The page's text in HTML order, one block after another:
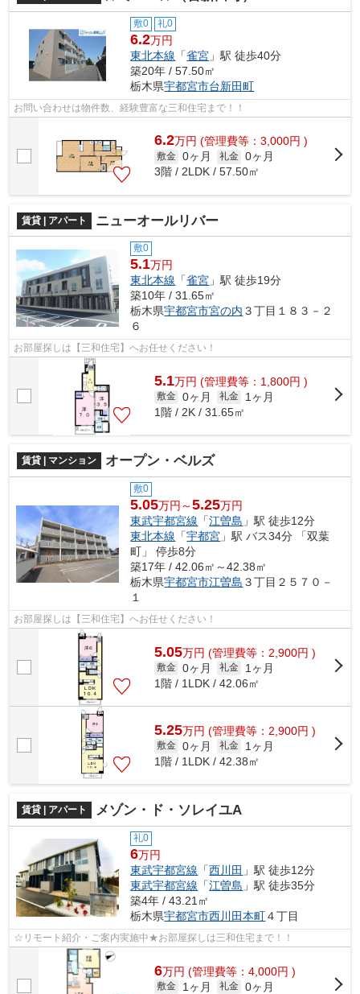
敷0 礼0
6.2万円
東北本線 「雀宮 」駅 徒歩40分
築20年 / 57.50㎡
栃木県宇都宮市台新田町
お問い合わせは物件数、経験豊富な三和住宅まで！！
6.2万円 (管理費等：3,000円 )
敷金 0ヶ月 礼金 0ヶ月
3階 / 2LDK / 57.50㎡
賃貸 | アパート ニューオールリバー
敷0
5.1万円
東北本線 「雀宮 」駅 徒歩19分
築10年 / 31.65㎡
栃木県宇都宮市宮の内 ３丁目１８３－２
６
お部屋探しは【三和住宅】へお任せください！
5.1万円 (管理費等：1,800円 )
敷金 0ヶ月 礼金
1ヶ月
1階 / 2K / 31.65㎡
賃貸 | マンション オープン・ベルズ
敷0
5.05万円～5.25万円
東武宇都宮線 「江曽島 」駅 徒歩12分
東北本線 「宇都宮 」駅 バス34分 「双葉
町」 停歩8分
築17年 / 42.06㎡～42.38㎡
栃木県宇都宮市江曽島 ３丁目２５７０－
１
お部屋探しは【三和住宅】へお任せください！
5.05万円 (管理費等：2,900円 )
敷金 0ヶ月 礼金
1ヶ月
1階 / 1LDK / 42.06㎡
5.25万円 (管理費等：2,900円 )
敷金 0ヶ月 礼金
1ヶ月
1階 / 1LDK / 42.38㎡
賃貸 | アパート メゾン・ド・ソレイユA
礼0
6万円
東武宇都宮線 「西川田 」駅 徒歩12分
東武宇都宮線 「江曽島 」駅 徒歩35分
築4年 / 43.21㎡
栃木県宇都宮市西川田本町４丁目
☆リモート紹介・ご案内実施中★お部屋探しは三和住宅まで！！
6万円 (管理費等：4,000円 )
敷金 1ヶ月 礼金 0ヶ月